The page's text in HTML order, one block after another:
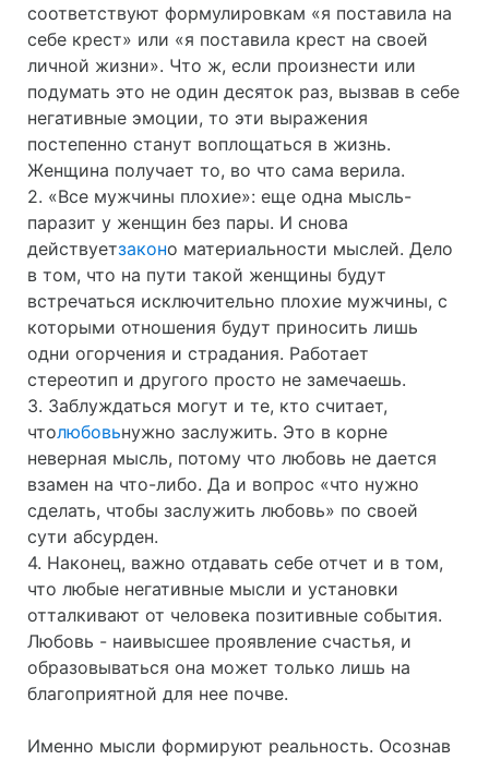
соответствуют формулировкам «я поставила на
себе крест» или «я поставила крест на своей
личной жизни». Что ж, если произнести или
подумать это не один десяток раз, вызвав в себе
негативные эмоции, то эти выражения
постепенно станут воплощаться в жизнь.
Женщина получает то, во что сама верила.
2. «Все мужчины плохие»: еще одна мысль-
паразит у женщин без пары. И снова
действуетзаконо материальности мыслей. Дело
в том, что на пути такой женщины будут
встречаться исключительно плохие мужчины, с
которыми отношения будут приносить лишь
одни огорчения и страдания. Работает
стереотип и другого просто не замечаешь.
3. Заблуждаться могут и те, кто считает,
чтолюбовьнужно заслужить. Это в корне
неверная мысль, потому что любовь не дается
взамен на что-либо. Да и вопрос «что нужно
сделать, чтобы заслужить любовь» по своей
сути абсурден.
4. Наконец, важно отдавать себе отчет и в том,
что любые негативные мысли и установки
отталкивают от человека позитивные события.
Любовь - наивысшее проявление счастья, и
образовываться она может только лишь на
благоприятной для нее почве.
Именно мысли формируют реальность. Осознав